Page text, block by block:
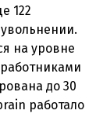
122
на уровне
до 30
работало